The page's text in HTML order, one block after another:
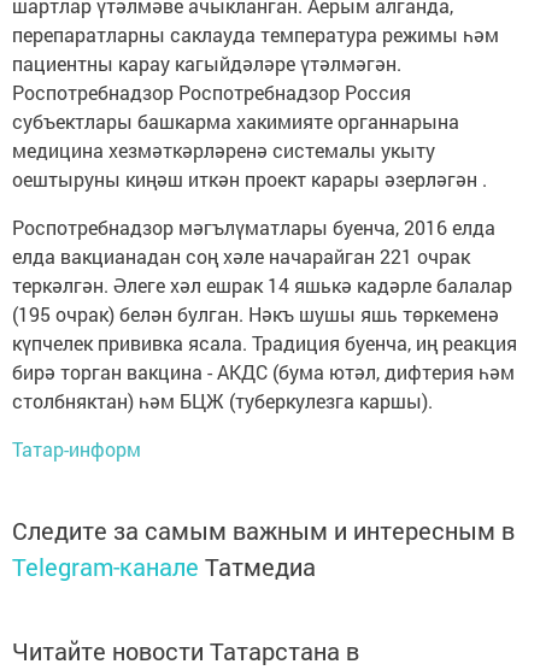
шартлар үтәлмәве ачыкланган. Аерым алганда,
перепаратларны саклауда температура режимы һәм
пациентны карау кагыйдәләре үтәлмәгән.
Роспотребнадзор Роспотребнадзор Россия
субъектлары башкарма хакимияте органнарына
медицина хезмәткәрләренә системалы укыту
оештыруны киңәш иткән проект карары әзерләгән .
Роспотребнадзор мәгълүматлары буенча, 2016 елда
елда вакцианадан соң хәле начарайган 221 очрак
теркәлгән. Әлеге хәл ешрак 14 яшькә кадәрле балалар
(195 очрак) белән булган. Нәкъ шушы яшь төркеменә
күпчелек прививка ясала. Традиция буенча, иң реакция
бирә торган вакцина - АКДС (бума ютәл, дифтерия һәм
столбняктан) һәм БЦЖ (туберкулезга каршы).
Татар-информ
Следите за самым важным и интересным в
Telegram-канале Татмедиа
Читайте новости Татарстана в